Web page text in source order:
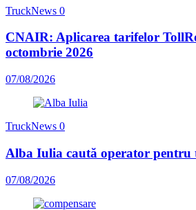
TruckNews 0
CNAIR: Aplicarea tarifelor
octombrie 2026
07/08/2026
TruckNews 0
Alba Iulia caută operator
07/08/2026